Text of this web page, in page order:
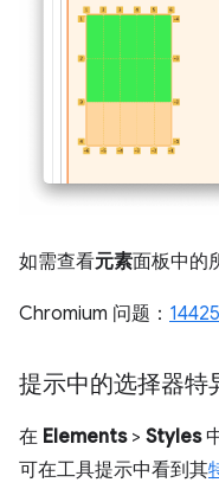
如需查看元素面板中的
Chromium 问题：
提示中的选择器特
在 Elements> Styles
可在工具提示中看到其